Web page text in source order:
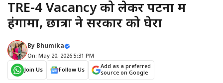
TRE-4 Vacancy को लेकर पटना में
हंगामा, छात्रों ने सरकार को घेरा
By Bhumika
On: May 20, 2026 5:31 PM
Join Us
Follow Us
Add as a preferred
source on Google